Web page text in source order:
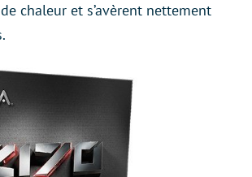
chaleur et s’avèrent nettement